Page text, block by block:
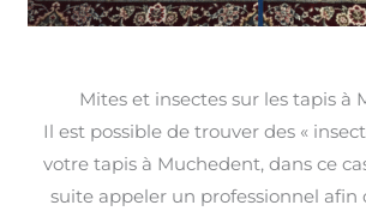
Mites et insectes sur les tapis à
Il est possible de trouver des «
votre tapis à Muchedent, dans ce
suite appeler un professionnel afin